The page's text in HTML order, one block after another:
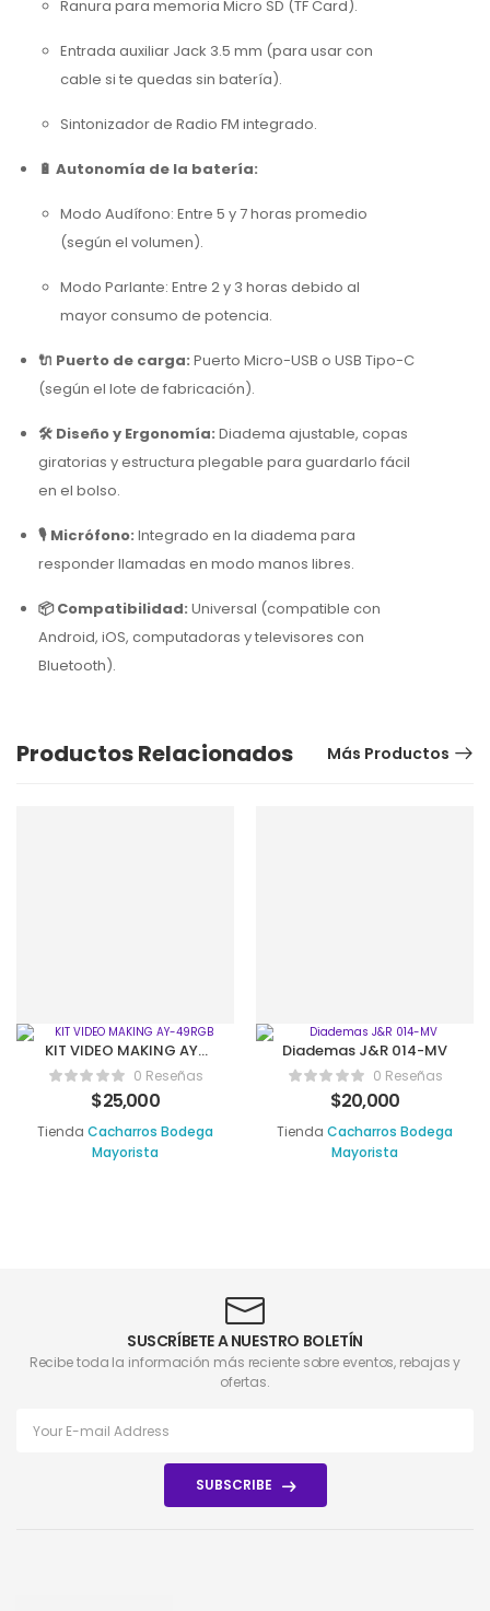
Ranura para memoria Micro SD (TF Card).
Entrada auxiliar Jack 3.5 mm (para usar con
cable si te quedas sin batería).
Sintonizador de Radio FM integrado.
🔋 Autonomía de la batería:
Modo Audífono: Entre 5 y 7 horas promedio
(según el volumen).
Modo Parlante: Entre 2 y 3 horas debido al
mayor consumo de potencia.
🔌 Puerto de carga: Puerto Micro-USB o USB Tipo-C
(según el lote de fabricación).
🛠️ Diseño y Ergonomía: Diadema ajustable, copas
giratorias y estructura plegable para guardarlo fácil
en el bolso.
🎙️ Micrófono: Integrado en la diadema para
responder llamadas en modo manos libres.
📦 Compatibilidad: Universal (compatible con
Android, iOS, computadoras y televisores con
Bluetooth).
Productos Relacionados Más Productos
KIT VIDEO MAKING AY-
49RGB0 Reseñas
$25,000
Tienda Cacharros Bodega
Mayorista
Diademas J&R 014-MV
0 Reseñas
$20,000
Tienda Cacharros Bodega
Mayorista
SUSCRÍBETE A NUESTRO BOLETÍN
Recibe toda la información más reciente sobre eventos, rebajas y
ofertas.
SUBSCRIBE